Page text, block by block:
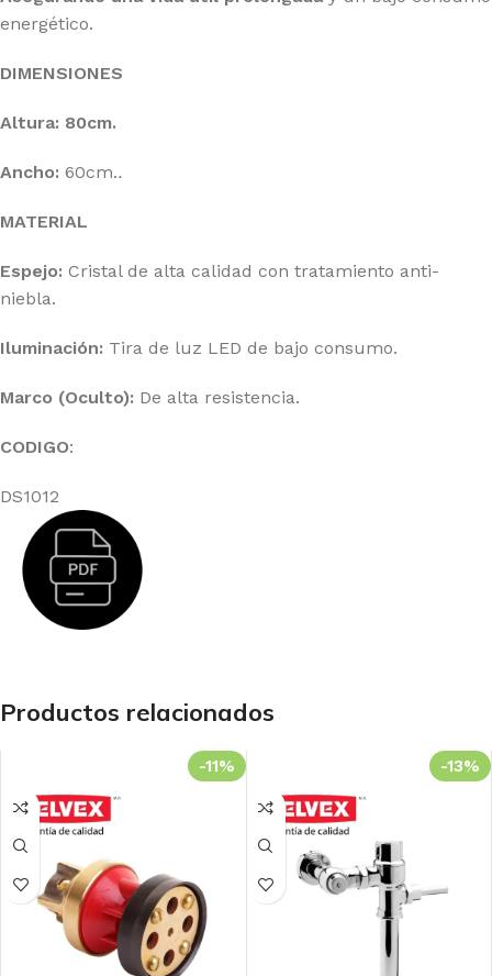
energético.
DIMENSIONES
Altura: 80cm.
Ancho: 60cm..
MATERIAL
Espejo: Cristal de alta calidad con tratamiento anti-
niebla.
Iluminación: Tira de luz LED de bajo consumo.
Marco (Oculto): De alta resistencia.
CODIGO:
DS1012
Productos relacionados
-11% -13%